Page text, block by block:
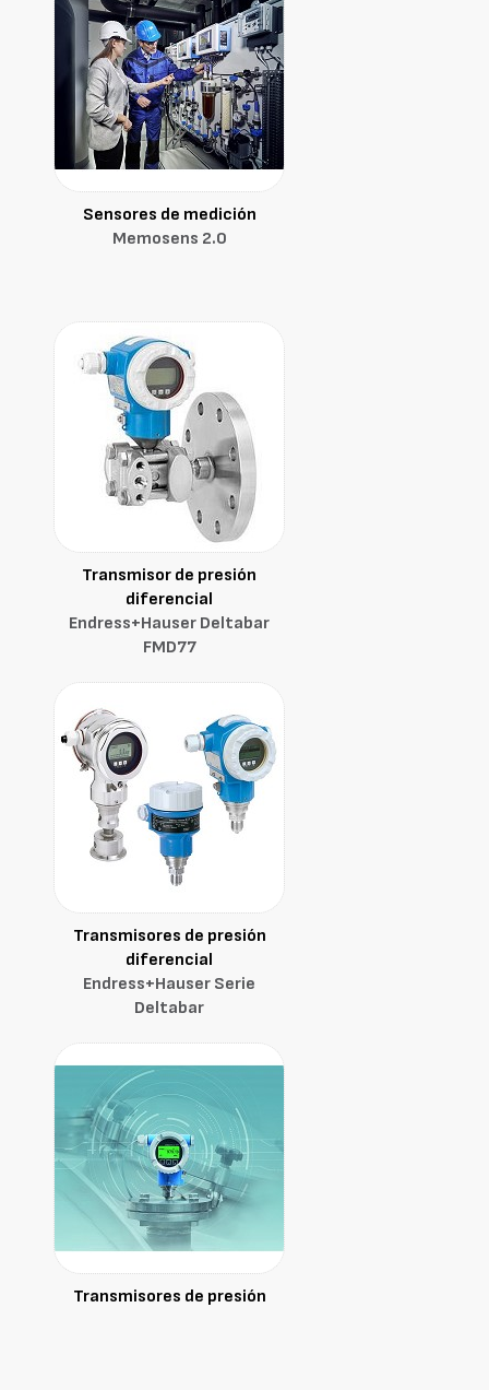
Sensores de medición
Memosens 2.0
Transmisor de presión
diferencial
Endress+Hauser Deltabar
FMD77
Transmisores de presión
diferencial
Endress+Hauser Serie
Deltabar
Transmisores de presión